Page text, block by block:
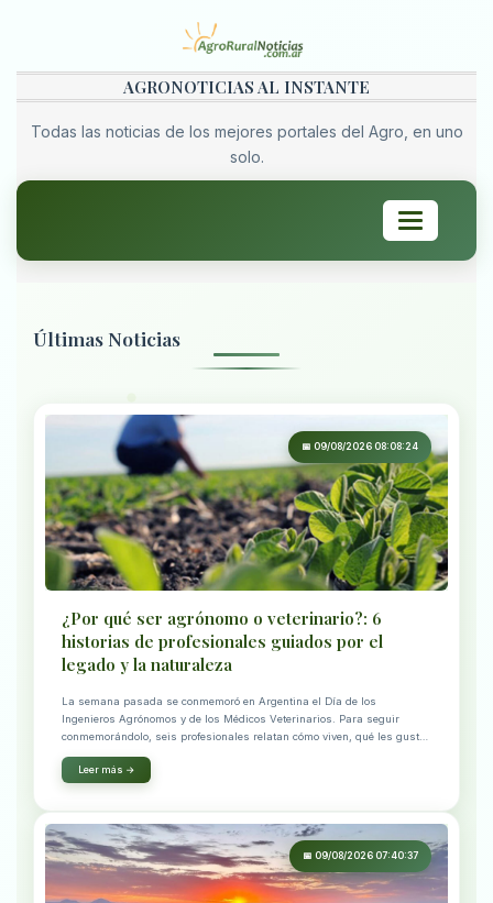
AGRONOTICIAS AL INSTANTE
Todas las noticias de los mejores portales del Agro, en uno
solo.
Toggle
navigation
Últimas Noticias
📅 09/08/2026 08:08:24
¿Por qué ser agrónomo o veterinario?: 6
historias de profesionales guiados por el
legado y la naturaleza
La semana pasada se conmemoró en Argentina el Día de los
Ingenieros Agrónomos y de los Médicos Veterinarios. Para seguir
conmemorándolo, seis profesionales relatan cómo viven, qué les gusta
de l
Leer más →
📅 09/08/2026 07:40:37